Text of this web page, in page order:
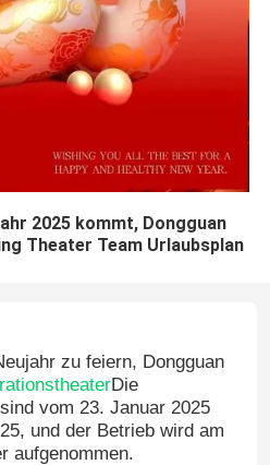
2025 kommt, Dongguan
Theater Team Urlaubsplan
zu feiern, Dongguan
Die
vom 23. Januar 2025
und der Betrieb wird am
aufgenommen.